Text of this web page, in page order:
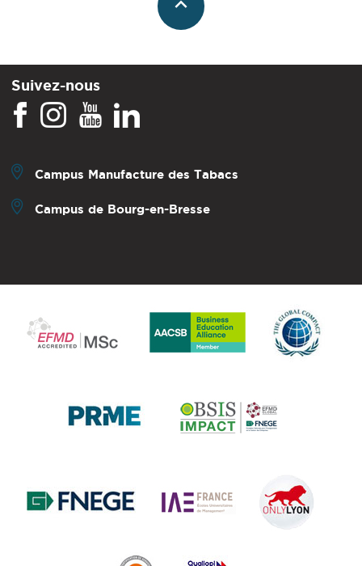
Suivez-nous
Campus Manufacture des Tabacs
Campus de Bourg-en-Bresse